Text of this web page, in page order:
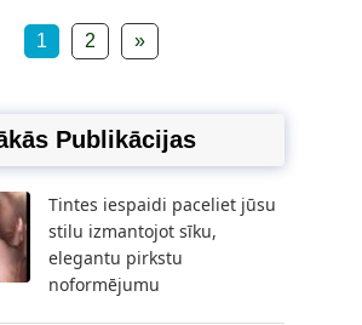
1 2 »
Publikācijas
Tintes iespaidi paceliet jūsu
stilu izmantojot sīku,
elegantu pirkstu
noformējumu